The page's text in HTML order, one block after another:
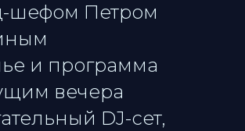
шефом Петром
и программа
вечера
DJ-сет,